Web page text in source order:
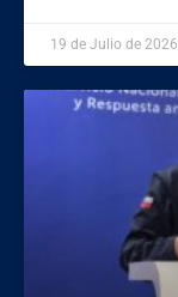
19 de Julio de 2026